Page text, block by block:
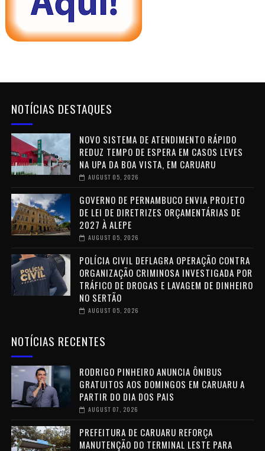
NOTÍCIAS DESTAQUES
NOVO SISTEMA DE ATENDIMENTO RÁPIDO
REDUZ TEMPO DE ESPERA EM CASOS LEVES
NA UPA DA BOA VISTA, EM CARUARU
AUGUST 05, 2026
GOVERNO DE PERNAMBUCO ENVIA PROJETO
DE LEI DE DIRETRIZES ORÇAMENTÁRIAS DE
2027 À ALEPE
AUGUST 05, 2026
POLÍCIA CIVIL DEFLAGRA OPERAÇÃO CONTRA
ORGANIZAÇÃO CRIMINOSA INVESTIGADA POR
TRÁFICO DE DROGAS E LAVAGEM DE DINHEIRO
NO SERTÃO
AUGUST 05, 2026
NOTÍCIAS RECENTES
RODRIGO PINHEIRO ANUNCIA ÔNIBUS
GRATUITOS AOS DOMINGOS EM CARUARU A
PARTIR DO DIA DOS PAIS
AUGUST 07, 2026
PREFEITURA DE CARUARU REFORÇA
MANUTENÇÃO DO TERMINAL LESTE PARA